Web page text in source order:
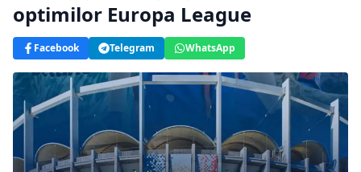
optimilor Europa League
Facebook Telegram WhatsApp